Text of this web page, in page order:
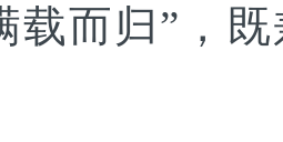
载而归”，